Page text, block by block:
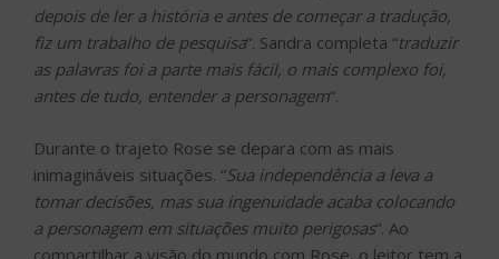
depois de ler a história e antes de começar a tradução,
fiz um trabalho de pesquisa“. Sandra completa “traduzir
as palavras foi a parte mais fácil, o mais complexo foi,
antes de tudo, entender a personagem“.
Durante o trajeto Rose se depara com as mais
inimagináveis situações. “Sua independência a leva a
tomar decisões, mas sua ingenuidade acaba colocando
a personagem em situações muito perigosas“. Ao
compartilhar a visão do mundo com Rose, o leitor tem a